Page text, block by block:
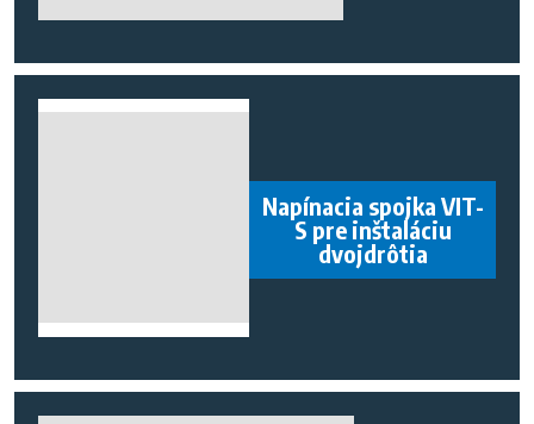
Napínacia spojka VIT-
S pre inštaláciu
dvojdrôtia